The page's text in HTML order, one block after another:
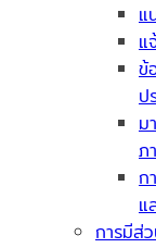
แ
แ
ข้
ป
ม
ภ
ก
แ
การมีส่